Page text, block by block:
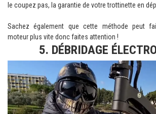
le coupez pas, la garantie de votre trottinette en
Sachez également que cette méthode peut
moteur plus vite donc faites attention !
5. DÉBRIDAGE